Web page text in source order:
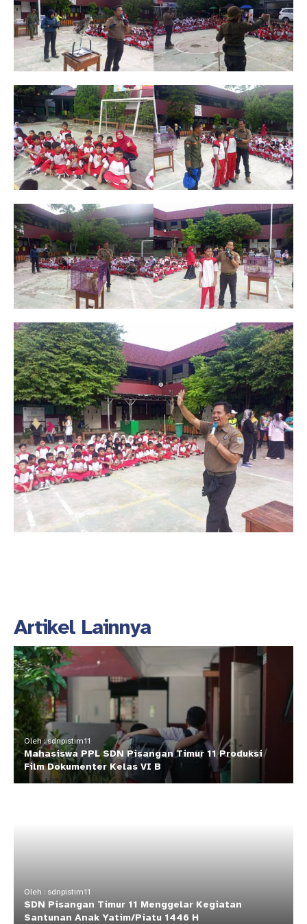
Artikel Lainnya
Oleh : sdnpistim11
Mahasiswa PPL SDN Pisangan Timur 11 Produksi
Film Dokumenter Kelas VI B
Oleh : sdnpistim11
SDN Pisangan Timur 11 Menggelar Kegiatan
Santunan Anak Yatim/Piatu 1446 H